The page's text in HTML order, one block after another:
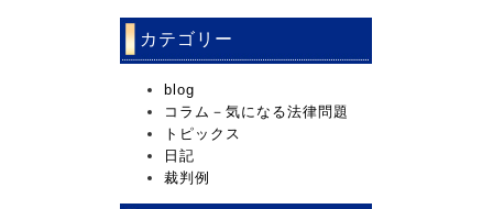
カテゴリー
blog
コラム－気になる法律問題
トピックス
日記
裁判例